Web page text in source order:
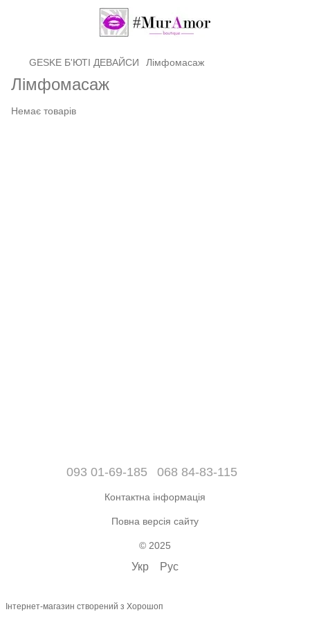
GЕSKE Б'ЮТІ ДЕВАЙСИ Лімфомасаж
Лімфомасаж
Немає товарів
093 01-69-185 068 84-83-115
Контактна інформація
Повна версія сайту
© 2025
Укр Рус
Інтернет-магазин створений з Хорошоп